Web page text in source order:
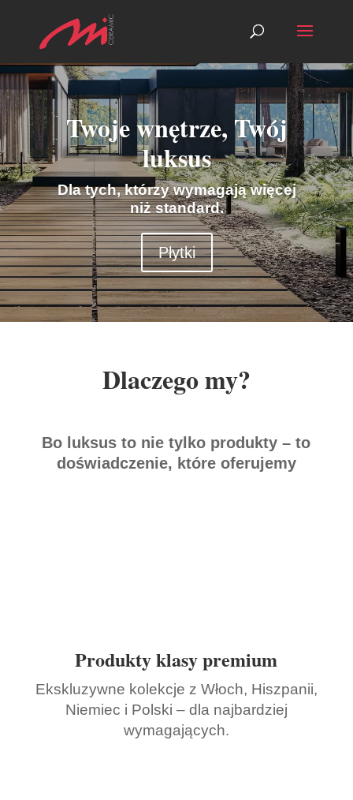
Twoje wnętrze, Twój
luksus
Dla tych, którzy wymagają więcej
niż standard.
Płytki
Dlaczego my?
Bo luksus to nie tylko produkty – to
doświadczenie, które oferujemy
Produkty klasy premium
Ekskluzywne kolekcje z Włoch, Hiszpanii,
Niemiec i Polski – dla najbardziej
wymagających.